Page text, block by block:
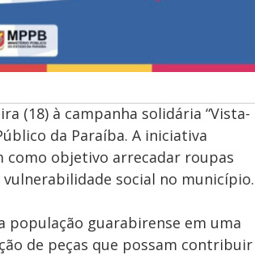
(18) à campanha solidária “Vista-
da Paraíba. A iniciativa
como objetivo arrecadar roupas
social no município.
população guarabirense em uma
de peças que possam contribuir